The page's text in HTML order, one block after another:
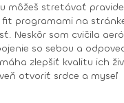
ich života. Joga je
otvoriť srdce a myseľ